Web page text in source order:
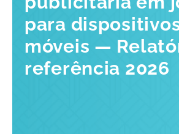
para
móveis —
referência 2026